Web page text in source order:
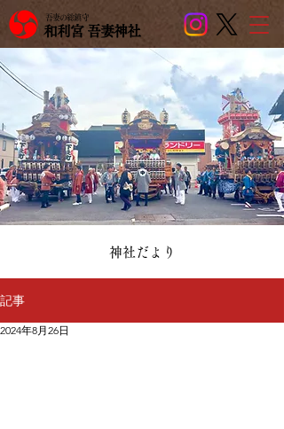
和利宮 吾妻神社
吾妻の総鎮守
​神社だより
記事
2024年8月26日